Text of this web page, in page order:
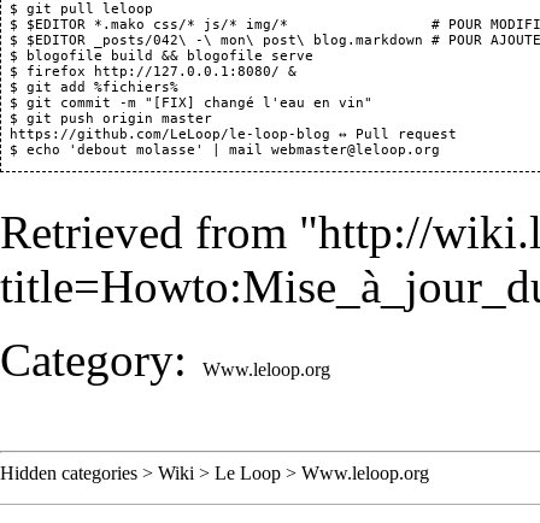
$ git pull leloop
$ $EDITOR *.mako css/* js/* img/*                 # POUR
$ $EDITOR _posts/042\ -\ mon\ post\ blog.markdown # POUR
$ blogofile build && blogofile serve
$ firefox
http://127.0.0.1:8080/
&
$ git add %fichiers%
$ git commit -m "[FIX] changé l'eau en vin"
$ git push origin master
https://github.com/LeLoop/le-loop-blog
↔
Pull request
Retrieved from "http://
Category: Www.leloop.org
Hidden categories > Wiki > Le Loop > Www.leloop.org